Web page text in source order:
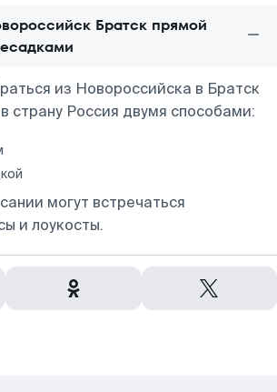
Братск прямой
из Новороссийска в Братск
страну Россия двумя способами:
могут встречаться
и лоукосты.